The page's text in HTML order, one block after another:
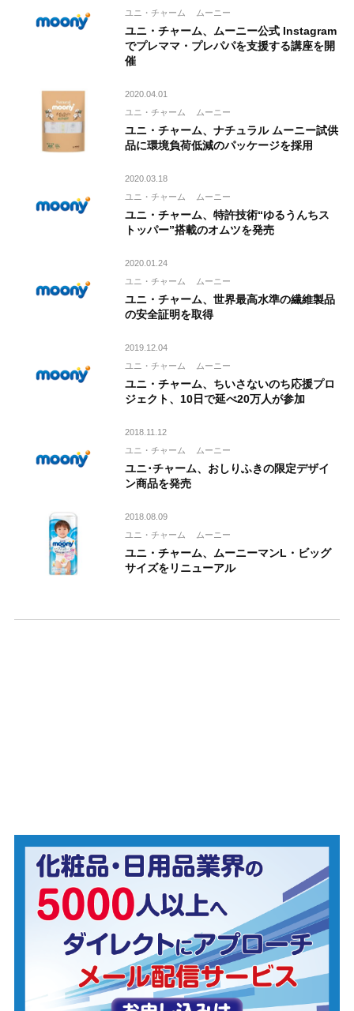
ユニ・チャーム
ムーニー
ユニ・チャーム、ムーニー公式 Instagram
でプレママ・プレパパを支援する講座を開
催
2020.04.01
ユニ・チャーム
ムーニー
ユニ・チャーム、ナチュラル ムーニー試供
品に環境負荷低減のパッケージを採用
2020.03.18
ユニ・チャーム
ムーニー
ユニ・チャーム、特許技術“ゆるうんちス
トッパー”搭載のオムツを発売
2020.01.24
ユニ・チャーム
ムーニー
ユニ・チャーム、世界最高水準の繊維製品
の安全証明を取得
2019.12.04
ユニ・チャーム
ムーニー
ユニ・チャーム、ちいさないのち応援プロ
ジェクト、10日で延べ20万人が参加
2018.11.12
ユニ・チャーム
ムーニー
ユニ･チャーム、おしりふきの限定デザイ
ン商品を発売
2018.08.09
ユニ・チャーム
ムーニー
ユニ・チャーム、ムーニーマンL・ビッグ
サイズをリニューアル